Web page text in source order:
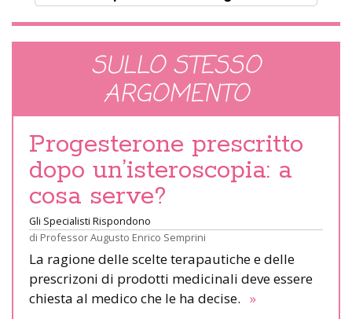
SULLO STESSO
ARGOMENTO
Progesterone prescritto
dopo un’isteroscopia: a
cosa serve?
Gli Specialisti Rispondono
di Professor Augusto Enrico Semprini
La ragione delle scelte terapautiche e delle
prescrizoni di prodotti medicinali deve essere
chiesta al medico che le ha decise. »